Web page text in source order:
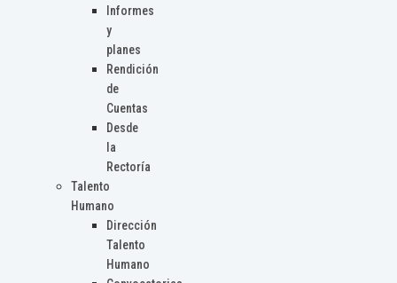
Informes
y
planes
Rendición
de
Cuentas
Desde
la
Rectoría
Talento
Humano
Dirección
Talento
Humano